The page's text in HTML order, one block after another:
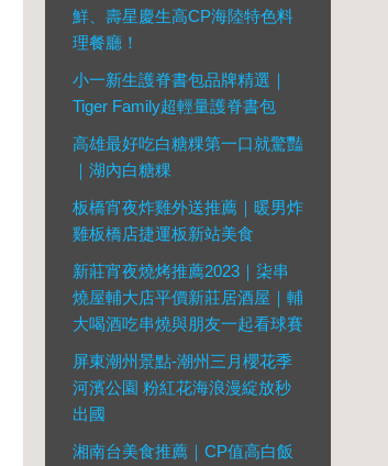
鮮、壽星慶生高CP海陸特色料
理餐廳！
小一新生護脊書包品牌精選｜
Tiger Family超輕量護脊書包
高雄最好吃白糖粿第一口就驚豔
｜湖內白糖粿
板橋宵夜炸雞外送推薦｜暖男炸
雞板橋店捷運板新站美食
新莊宵夜燒烤推薦2023｜柒串
燒屋輔大店平價新莊居酒屋｜輔
大喝酒吃串燒與朋友一起看球賽
屏東潮州景點-潮州三月櫻花季
河濱公園 粉紅花海浪漫綻放秒
出國
湘南台美食推薦｜CP值高白飯